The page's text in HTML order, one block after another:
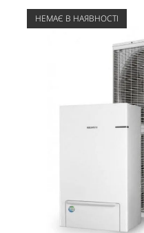
НЕМАЄ В НАЯВНОСТІ